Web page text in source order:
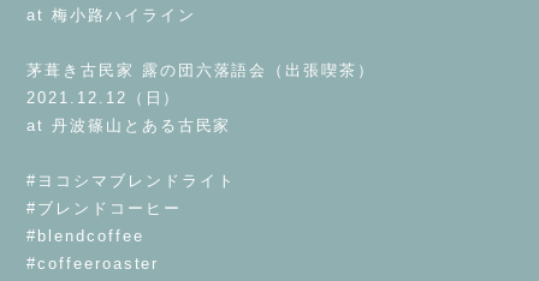
at 梅小路ハイライン
茅葺き古民家 露の団六落語会（出張喫茶）
2021.12.12（日）
at 丹波篠山とある古民家
#ヨコシマブレンドライト
#ブレンドコーヒー
#blendcoffee
#coffeeroaster